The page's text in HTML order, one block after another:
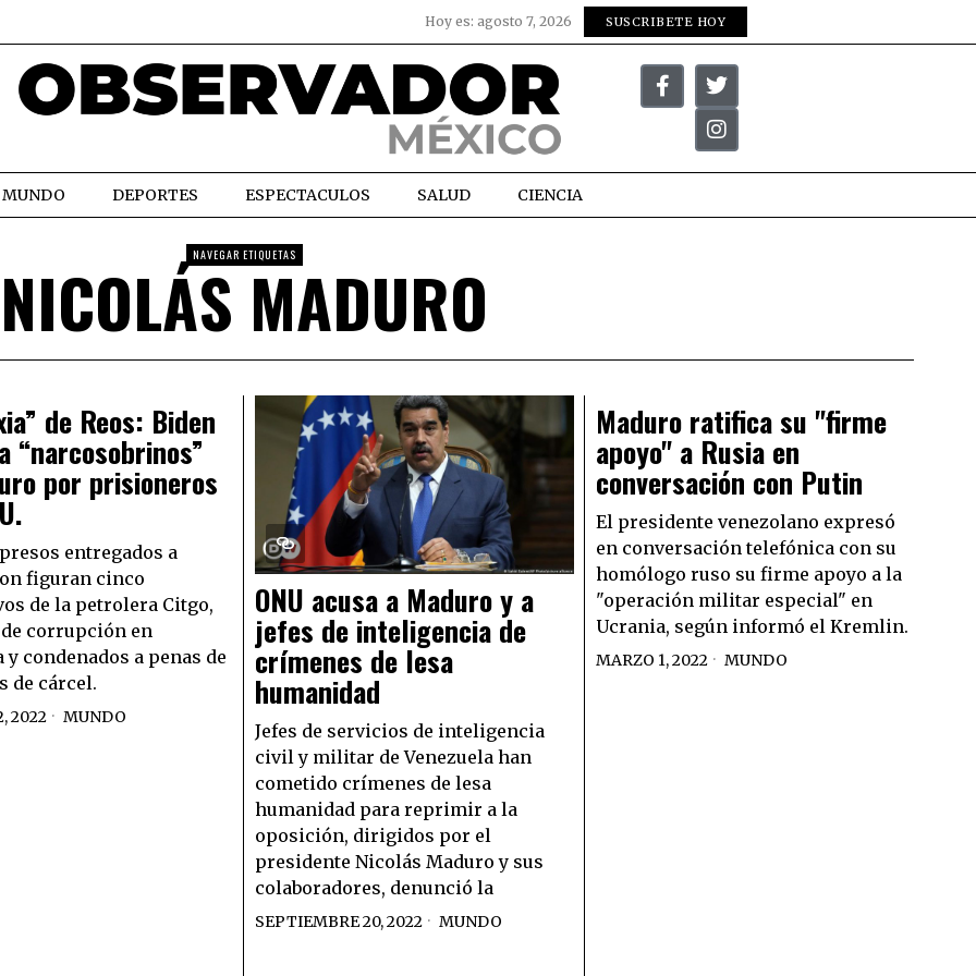
Hoy es: agosto 7, 2026 SUSCRIBETE HOY
MUNDO DEPORTES ESPECTACULOS SALUD CIENCIA
NAVEGAR ETIQUETAS
NICOLÁS MADURO
de Reos: Biden
“narcosobrinos”
por prisioneros
entregados a
figuran cinco
de la petrolera Citgo,
corrupción en
y condenados a penas de
de cárcel.
2022 MUNDO
ONU acusa a Maduro y a
jefes de inteligencia de
crímenes de lesa
humanidad
Jefes de servicios de inteligencia
civil y militar de Venezuela han
cometido crímenes de lesa
humanidad para reprimir a la
oposición, dirigidos por el
presidente Nicolás Maduro y sus
colaboradores, denunció la
SEPTIEMBRE 20, 2022 MUNDO
Maduro ratifica su "firme
apoyo" a Rusia en
conversación con Putin
El presidente venezolano expresó
en conversación telefónica con su
homólogo ruso su firme apoyo a la
"operación militar especial" en
Ucrania, según informó el Kremlin.
MARZO 1, 2022 MUNDO